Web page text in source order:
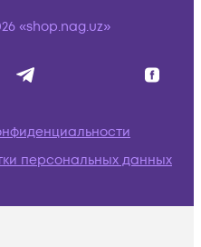
«shop.nag.uz»
персональных данных